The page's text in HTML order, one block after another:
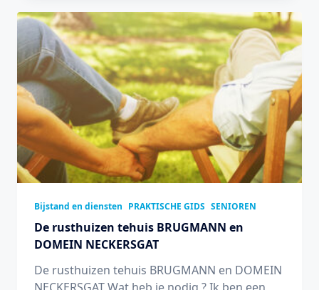
Bijstand en diensten PRAKTISCHE GIDS SENIOREN
De rusthuizen tehuis BRUGMANN en
DOMEIN NECKERSGAT
De rusthuizen tehuis BRUGMANN en DOMEIN